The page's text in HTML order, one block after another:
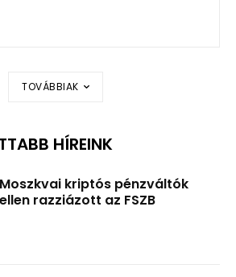
TOVÁBBIAK
HÍREINK
Moszkvai kriptós pénzváltók
ellen razziázott az FSZB